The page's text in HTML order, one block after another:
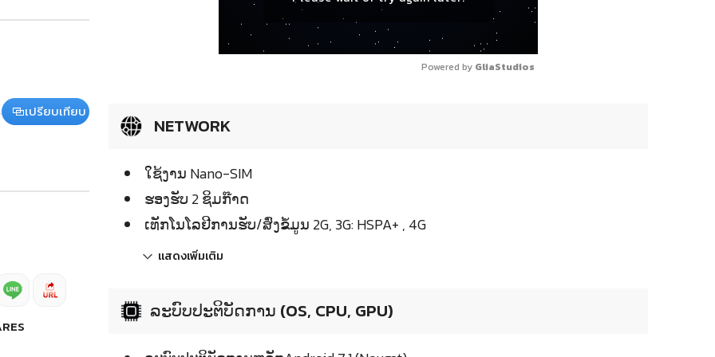
เปรียบเทียบ
Powered by GliaStudios
NETWORK
ໃຊ້ງານ Nano-SIM
ຮອງຮັບ 2 ຊິມກ໊າດ
ເທັກໂນໂລຢີການຮັບ/ສົ່ງຂໍ້ມູນ 2G, 3G: HSPA+ , 4G
แสดงเพิ่มเติม
ລະບົບປະຕິບັດການ (OS, CPU, GPU)